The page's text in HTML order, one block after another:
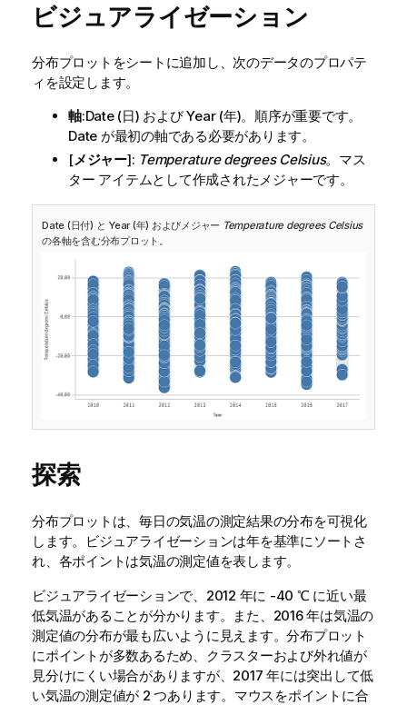
ビジュアライゼーション
分布プロットをシートに追加し、次のデータのプロパテ
ィを設定します。
軸:Date(日) およびYear(年)。順序が重要です。
Date が最初の軸である必要があります。
[メジャー]: Temperature degrees Celsius。マス
ター アイテムとして作成されたメジャーです。
Date (日付) と Year(年) およびメジャー Temperature degrees Celsius
の各軸を含む分布プロット。
探索
分布プロットは、毎日の気温の測定結果の分布を可視化
します。ビジュアライゼーションは年を基準にソートさ
れ、各ポイントは気温の測定値を表します。
ビジュアライゼーションで、2012 年に -40 ℃ に近い最
低気温があることが分かります。また、2016 年は気温の
測定値の分布が最も広いように見えます。分布プロット
にポイントが多数あるため、クラスターおよび外れ値が
見分けにくい場合がありますが、2017 年には突出して低
い気温の測定値が 2 つあります。マウスをポイントに合